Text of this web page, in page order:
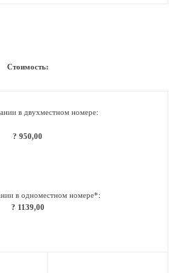
Стоимость:
в двухместном номере:
? 950,00
в одноместном номере*:
? 1139,00